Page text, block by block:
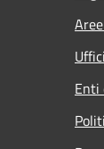
Uffici
Enti